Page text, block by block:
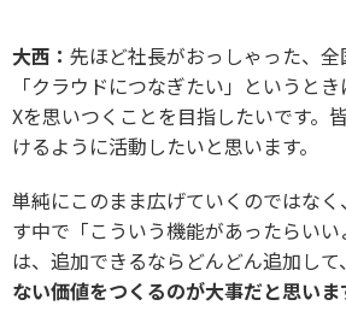
大西： 先ほど社長がおっしゃった、
「クラウドにつなぎたい」というと
Xを思いつくことを目指したいです。
けるように活動したいと思います。
単純にこのまま広げていくのではな
す中で「こういう機能があったらい
は、追加できるならどんどん追加して、
ない価値をつくるのが大事だと思いま